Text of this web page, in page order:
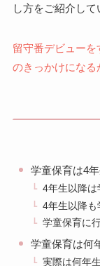
し方をご紹介して
留守番デビュー
のきっかけになる
学童保育は4
4年生以降は
4年生以降も
学童保育に
学童保育は何
実際は何年